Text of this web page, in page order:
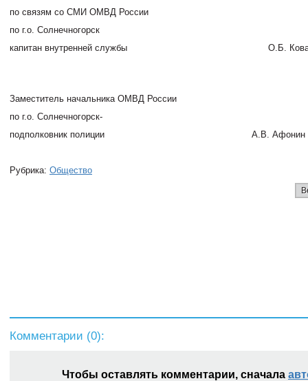
по связям со СМИ ОМВД России
по г.о. Солнечногорск
капитан внутренней службы
О.Б.
Заместитель начальника ОМВД России
по г.о. Солнечногорск-
подполковник полиции
А.В. Афонин
Рубрика: Общество
Комментарии (0):
Чтобы оставлять комментарии, сначала